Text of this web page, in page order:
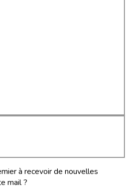
à recevoir de nouvelles
mail ?